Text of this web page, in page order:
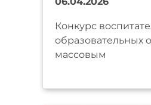
Конкурс
образовательных
массовым